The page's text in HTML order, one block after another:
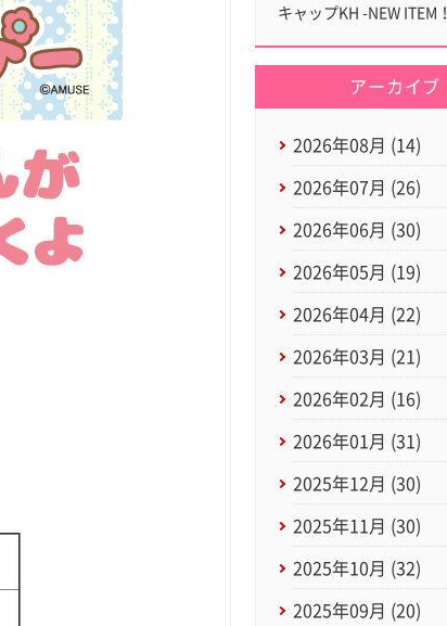
キャップKH -NEW ITEM！
アーカイブ
2026年08月 (14)
2026年07月 (26)
2026年06月 (30)
2026年05月 (19)
2026年04月 (22)
2026年03月 (21)
2026年02月 (16)
2026年01月 (31)
2025年12月 (30)
2025年11月 (30)
2025年10月 (32)
2025年09月 (20)